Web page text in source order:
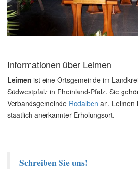
Informationen über Leimen
Leimen ist eine Ortsgemeinde im
Südwestpfalz in Rheinland-Pfalz. Sie
Verbandsgemeinde Rodalben an. Leimen
staatlich anerkannter Erholungsort.
Schreiben Sie uns!